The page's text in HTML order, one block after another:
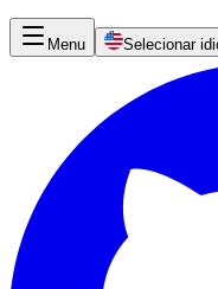
Menu Selecionar